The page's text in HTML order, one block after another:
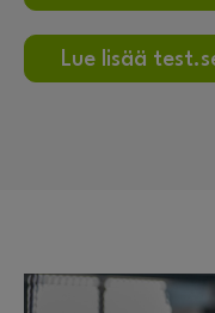
Lue lisää